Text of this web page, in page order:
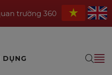
trường 360
DỤNG